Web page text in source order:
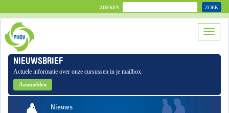
ZOEKEN ZOEK
NIEUWSBRIEF
Actuele informatie over onze cursussen in je mailbox.
Aanmelden
Nieuws